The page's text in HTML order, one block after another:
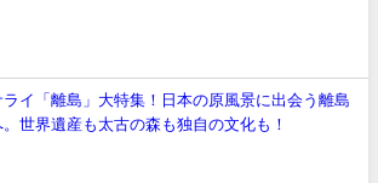
ライ「離島」大特集！日本の原風景に出会う離島
。世界遺産も太古の森も独自の文化も！